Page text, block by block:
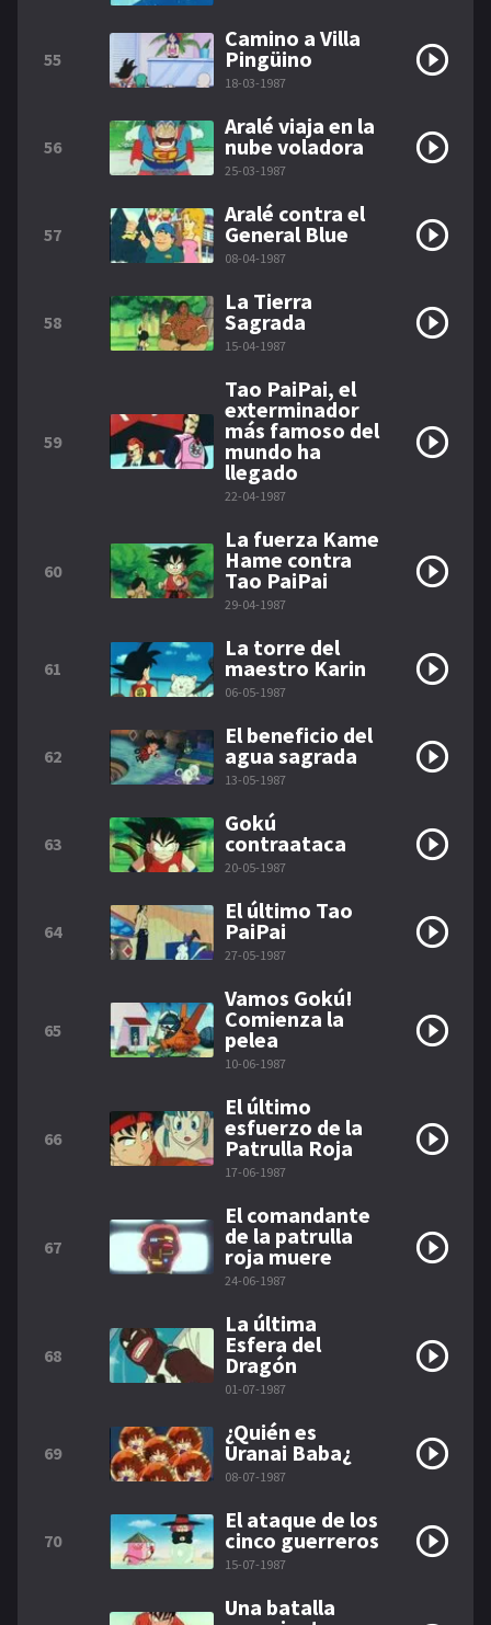
55
Camino a Villa
Pingüino
18-03-1987
56
Aralé viaja en la
nube voladora
25-03-1987
57
Aralé contra el
General Blue
08-04-1987
58
La Tierra
Sagrada
15-04-1987
59
Tao PaiPai, el
exterminador
más famoso del
mundo ha
llegado
22-04-1987
60
La fuerza Kame
Hame contra
Tao PaiPai
29-04-1987
61
La torre del
maestro Karin
06-05-1987
62
El beneficio del
agua sagrada
13-05-1987
63
Gokú
contraataca
20-05-1987
64
El último Tao
PaiPai
27-05-1987
65
Vamos Gokú!
Comienza la
pelea
10-06-1987
66
El último
esfuerzo de la
Patrulla Roja
17-06-1987
67
El comandante
de la patrulla
roja muere
24-06-1987
68
La última
Esfera del
Dragón
01-07-1987
69
¿Quién es
Uranai Baba¿
08-07-1987
70
El ataque de los
cinco guerreros
15-07-1987
Una batalla